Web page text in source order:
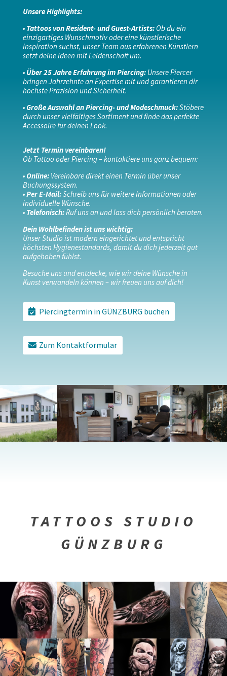
Unsere Highlights:
• Tattoos von Resident- und Guest-Artists:Ob du ein
einzigartiges Wunschmotiv oder eine künstlerische
Inspiration suchst, unser Team aus erfahrenen Künstlern
setzt deine Ideen mit Leidenschaft um.
• Über 25 Jahre Erfahrung im Piercing:Unsere Piercer
bringen Jahrzehnte an Expertise mit und garantieren dir
höchste Präzision und Sicherheit.
•Große Auswahl an Piercing- und Modeschmuck:Stöbere
durch unser vielfältiges Sortiment und finde das perfekte
Accessoire für deinen Look.
Jetzt Termin vereinbaren!
Ob Tattoo oder Piercing – kontaktiere uns ganz bequem:
• Online:Vereinbare direkt einen Termin über unser
Buchungssystem.
•Per E-Mail:Schreib uns für weitere Informationen oder
individuelle Wünsche.
• Telefonisch:Ruf uns an und lass dich persönlich beraten.
Dein Wohlbefinden ist uns wichtig:
Unser Studio ist modern eingerichtet und entspricht
höchsten Hygienestandards, damit du dich jederzeit gut
aufgehoben fühlst.
Besuche uns und entdecke, wie wir deine Wünsche in
Kunst verwandeln können – wir freuen uns auf dich!
Piercingtermin in GÜNZBURG buchen
Zum Kontaktformular
TATTOOS STUDIO
GÜNZBURG